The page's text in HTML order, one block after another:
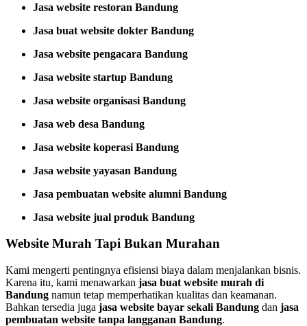
Jasa website restoran Bandung
Jasa buat website dokter Bandung
Jasa website pengacara Bandung
Jasa website startup Bandung
Jasa website organisasi Bandung
Jasa web desa Bandung
Jasa website koperasi Bandung
Jasa website yayasan Bandung
Jasa pembuatan website alumni Bandung
Jasa website jual produk Bandung
Website Murah Tapi Bukan Murahan
Kami mengerti pentingnya efisiensi biaya dalam menjalankan bisnis.
Karena itu, kami menawarkan jasa buat website murah di
Bandung namun tetap memperhatikan kualitas dan keamanan.
Bahkan tersedia juga jasa website bayar sekali Bandung dan jasa
pembuatan website tanpa langganan Bandung.